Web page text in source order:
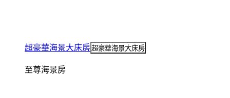
超豪華海景大床房超豪華海景大床房
至尊海景房